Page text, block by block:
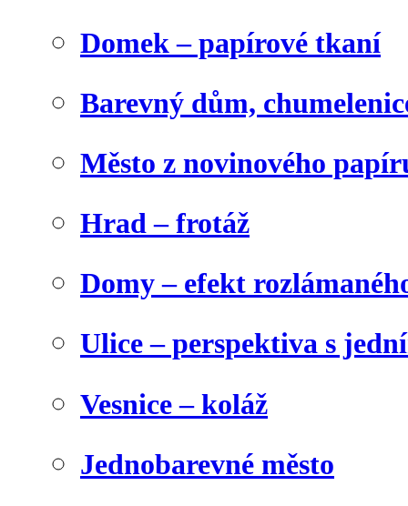
Domek – papírové tkaní
Barevný dům,
Město z novinového
Hrad – frotáž
Domy – efekt
Ulice – perspektiva s
Vesnice – koláž
Jednobarevné město